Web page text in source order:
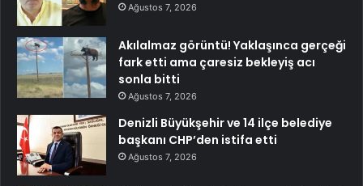
Ağustos 7, 2026
Akılalmaz görüntü! Yaklaşınca gerçeği
fark etti ama çaresiz bekleyiş acı
sonla bitti
Ağustos 7, 2026
Denizli Büyükşehir ve 14 ilçe belediye
başkanı CHP’den istifa etti
Ağustos 7, 2026